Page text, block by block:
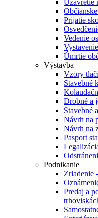
Uzavretie
Prijatie
Vedenie
Úmrtie
Výstavba
Vzory
Stavebné
Drobné a
Stavebné
Návrh na
Návrh na
Pasport
Podnikanie
Zriadenie
Predaj a